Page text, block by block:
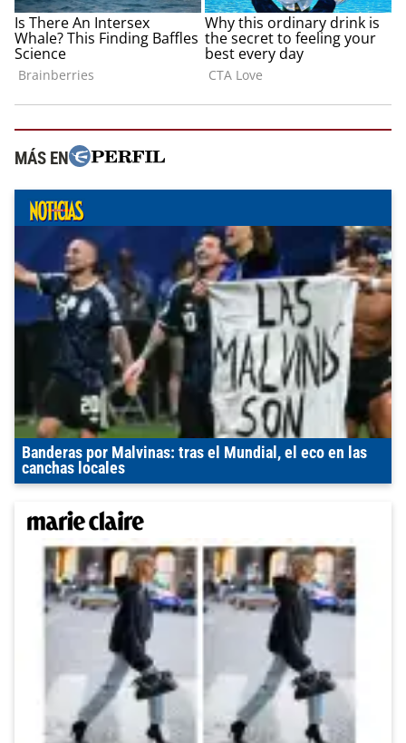
MÁS EN
Banderas por Malvinas: tras el Mundial, el eco en las
canchas locales